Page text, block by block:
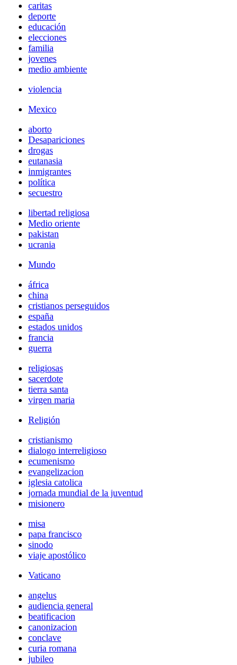
caritas
deporte
educación
elecciones
familia
jovenes
medio ambiente
violencia
Mexico
aborto
Desapariciones
drogas
eutanasia
inmigrantes
política
secuestro
libertad religiosa
Medio oriente
pakistan
ucrania
Mundo
áfrica
china
cristianos perseguidos
españa
estados unidos
francia
guerra
religiosas
sacerdote
tierra santa
virgen maria
Religión
cristianismo
dialogo interreligioso
ecumenismo
evangelizacion
iglesia catolica
jornada mundial de la juventud
misionero
misa
papa francisco
sinodo
viaje apostólico
Vaticano
angelus
audiencia general
beatificacion
canonizacion
conclave
curia romana
jubileo